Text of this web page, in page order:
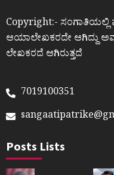
Copyright:- ಸಂಗಾತಿಯಲ್ಲಿ
ಆಯಾಲೇಖಕರದೇ ಆಗಿದ್ದು
ಲೇಖಕರದೆ ಆಗಿರುತ್ತದೆ
7019100351
Posts Lists